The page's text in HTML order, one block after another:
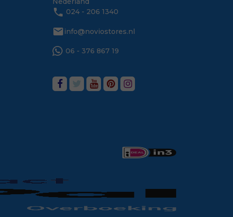
phone 024 - 206 1340
mail info@noviostores.nl
06 - 376 867 19